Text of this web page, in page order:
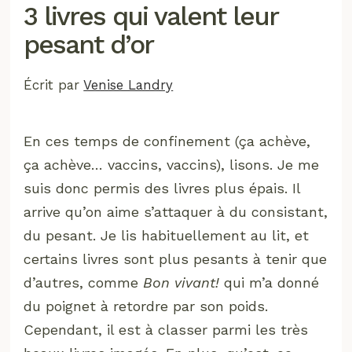
3 livres qui valent leur
pesant d’or
Écrit parVenise Landry
En ces temps de confinement (ça achève,
ça achève… vaccins, vaccins), lisons. Je me
suis donc permis des livres plus épais. Il
arrive qu’on aime s’attaquer à du consistant,
du pesant. Je lis habituellement au lit, et
certains livres sont plus pesants à tenir que
d’autres, comme Bon vivant! qui m’a donné
du poignet à retordre par son poids.
Cependant, il est à classer parmi les très